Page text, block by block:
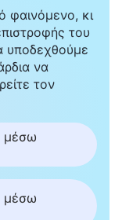
θα κάνει
Πρέπει να
θέμα». Μα
να πω
«Δεν
και με
ωφελήσει το
της
μπορεί
φαινόμενο, κι
του
υποδεχθούμε
να
τον
μέσω
μέσω